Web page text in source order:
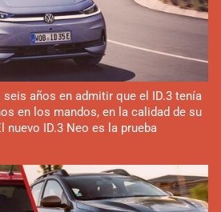
años en admitir que el ID.3 tenía
en los mandos, en la calidad de su
nuevo ID.3 Neo es la prueba